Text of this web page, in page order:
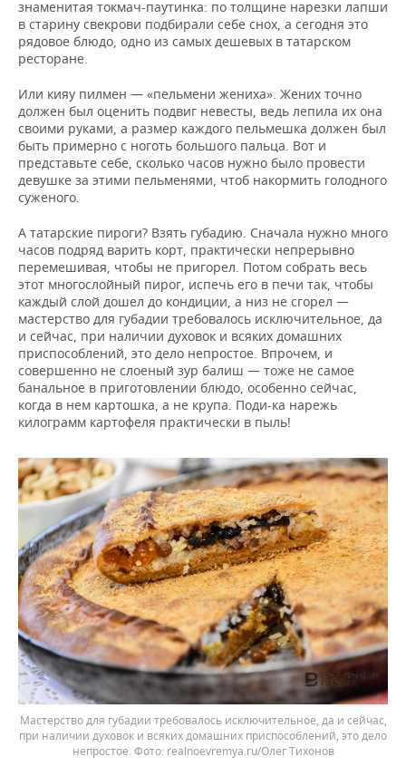
знаменитая токмач-паутинка: по толщине нарезки лапши
в старину свекрови подбирали себе снох, а сегодня это
рядовое блюдо, одно из самых дешевых в татарском
ресторане.
Или кияу пилмен — «пельмени жениха». Жених точно
должен был оценить подвиг невесты, ведь лепила их она
своими руками, а размер каждого пельмешка должен был
быть примерно с ноготь большого пальца. Вот и
представьте себе, сколько часов нужно было провести
девушке за этими пельменями, чтоб накормить голодного
суженого.
А татарские пироги? Взять губадию. Сначала нужно много
часов подряд варить корт, практически непрерывно
перемешивая, чтобы не пригорел. Потом собрать весь
этот многослойный пирог, испечь его в печи так, чтобы
каждый слой дошел до кондиции, а низ не сгорел —
мастерство для губадии требовалось исключительное, да
и сейчас, при наличии духовок и всяких домашних
приспособлений, это дело непростое. Впрочем, и
совершенно не слоеный зур балиш — тоже не самое
банальное в приготовлении блюдо, особенно сейчас,
когда в нем картошка, а не крупа. Поди-ка нарежь
килограмм картофеля практически в пыль!
Мастерство для губадии требовалось исключительное, да и сейчас,
при наличии духовок и всяких домашних приспособлений, это дело
непростое.
realnoevremya.ru/Олег Тихонов